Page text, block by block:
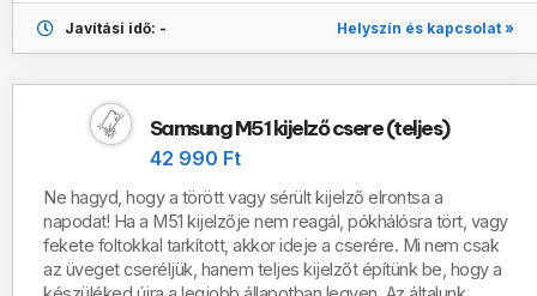
Javítási idő: - Helyszín és kapcsolat »
Samsung M51 kijelző csere (teljes)
42 990 Ft
Ne hagyd, hogy a törött vagy sérült kijelző elrontsa a
napodat! Ha a M51 kijelzője nem reagál, pókhálósra tört, vagy
fekete foltokkal tarkított, akkor ideje a cserére. Mi nem csak
az üveget cseréljük, hanem teljes kijelzőt építünk be, hogy a